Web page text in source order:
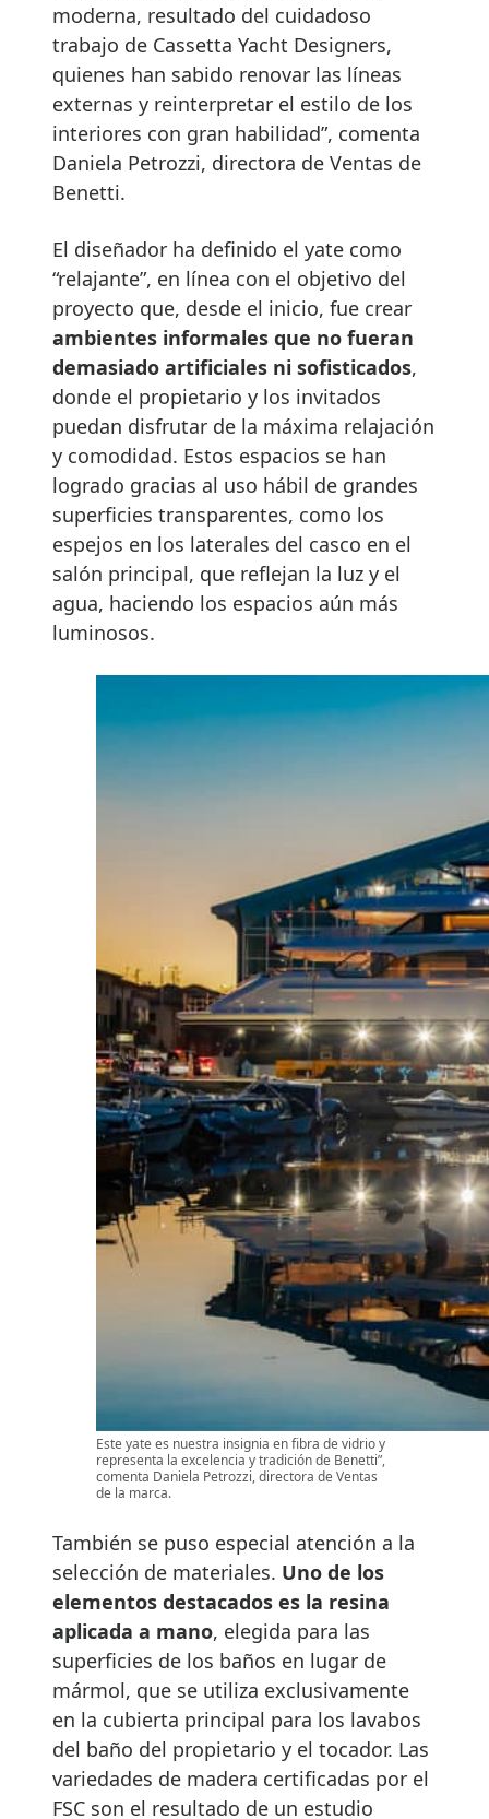
moderna, resultado del cuidadoso
trabajo de Cassetta Yacht Designers,
quienes han sabido renovar las líneas
externas y reinterpretar el estilo de los
interiores con gran habilidad”, comenta
Daniela Petrozzi, directora de Ventas de
Benetti.
El diseñador ha definido el yate como
“relajante”, en línea con el objetivo del
proyecto que, desde el inicio, fue crear
ambientes informales que no fueran
demasiado artificiales ni sofisticados,
donde el propietario y los invitados
puedan disfrutar de la máxima relajación
y comodidad. Estos espacios se han
logrado gracias al uso hábil de grandes
superficies transparentes, como los
espejos en los laterales del casco en el
salón principal, que reflejan la luz y el
agua, haciendo los espacios aún más
luminosos.
Este yate es nuestra insignia en fibra de vidrio y
representa la excelencia y tradición de Benetti”,
comenta Daniela Petrozzi, directora de Ventas
de la marca.
También se puso especial atención a la
selección de materiales. Uno de los
elementos destacados es la resina
aplicada a mano, elegida para las
superficies de los baños en lugar de
mármol, que se utiliza exclusivamente
en la cubierta principal para los lavabos
del baño del propietario y el tocador. Las
variedades de madera certificadas por el
FSC son el resultado de un estudio